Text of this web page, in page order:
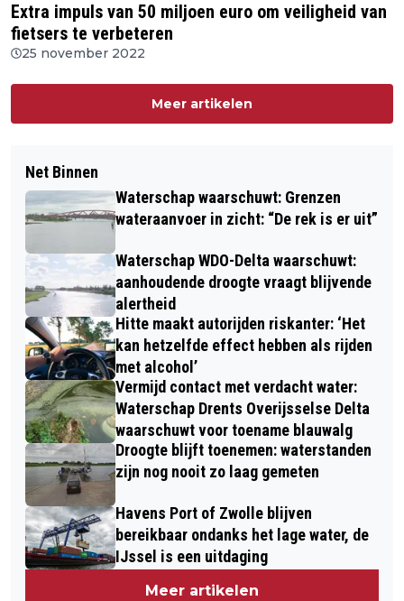
Extra impuls van 50 miljoen euro om veiligheid van
fietsers te verbeteren
25 november 2022
Meer artikelen
Net Binnen
Waterschap waarschuwt: Grenzen
wateraanvoer in zicht: “De rek is er uit”
Waterschap WDO-Delta waarschuwt:
aanhoudende droogte vraagt blijvende
alertheid
Hitte maakt autorijden riskanter: ‘Het
kan hetzelfde effect hebben als rijden
met alcohol’
Vermijd contact met verdacht water:
Waterschap Drents Overijsselse Delta
waarschuwt voor toename blauwalg
Droogte blijft toenemen: waterstanden
zijn nog nooit zo laag gemeten
Havens Port of Zwolle blijven
bereikbaar ondanks het lage water, de
IJssel is een uitdaging
Meer artikelen